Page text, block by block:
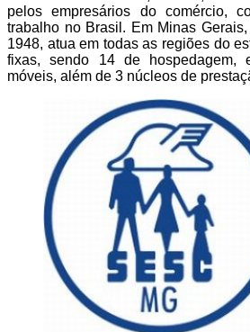
pelos empresários do comércio,
trabalho no Brasil. Em Minas
1948, atua em todas as regiões do
fixas, sendo 14 de hospedagem,
móveis, além de 3 núcleos de